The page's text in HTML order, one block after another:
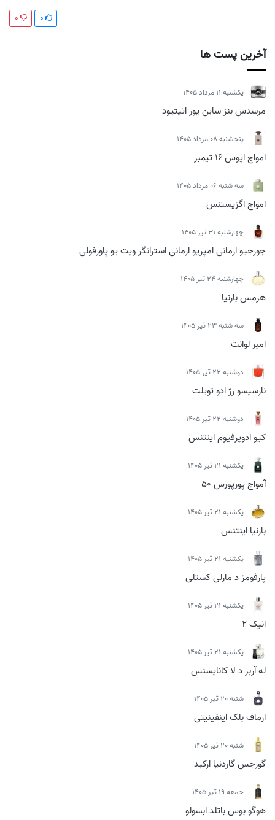
آخرین پست ها
يكشنبه 11 مرداد 1405
مرسدس بنز ساین یور اتیتیود
پنجشنبه 08 مرداد 1405
امواج اپوس 16 تیمبر
سه شنبه 06 مرداد 1405
امواج اگزیستنس
چهارشنبه 31 تیر 1405
جورجیو ارمانی امپریو ارمانی استرانگر ویت یو پاورفولی
چهارشنبه 24 تیر 1405
هرمس بارنیا
سه شنبه 23 تیر 1405
امبر لوانت
دوشنبه 22 تیر 1405
نارسیسو رژ ادو تویلت
دوشنبه 22 تیر 1405
کیو ادوپرفیوم اینتنس
يكشنبه 21 تیر 1405
آمواج پورپورس 50
يكشنبه 21 تیر 1405
بارنیا اینتنس
يكشنبه 21 تیر 1405
پارفومز د مارلی کستلی
يكشنبه 21 تیر 1405
انیک 2
يكشنبه 21 تیر 1405
له آربر د لا کانایسنس
شنبه 20 تیر 1405
ارماف بلک اینفینیتی
شنبه 20 تیر 1405
گورجس گاردنیا ارکید
جمعه 19 تیر 1405
هوگو بوس باتلد ابسولو